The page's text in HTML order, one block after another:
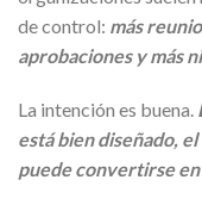
de control: más
aprobaciones y más
La intención es buena.
está bien diseñado,
puede convertirse